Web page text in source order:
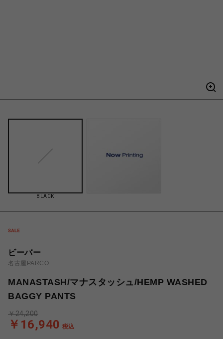
BLACK
ビーバー
名古屋PARCO
MANASTASH/マナスタッシュ/HEMP WASHED
BAGGY PANTS
￥16,940 税込
￥24,200